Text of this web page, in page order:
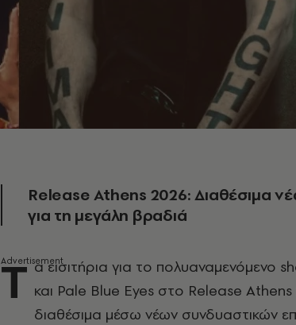
Release Athens 2026: Διαθέσιμα
για τη μεγάλη βραδιά
Τ α εισιτήρια για το πολυαναμενόμενο
και Pale Blue Eyes στο Release Athens
διαθέσιμα μέσω νέων συνδυαστικών